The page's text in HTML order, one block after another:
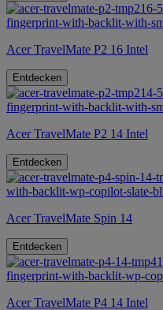
Acer TravelMate P2 16 Intel
Entdecken
Acer TravelMate P2 14 Intel
Entdecken
Acer TravelMate Spin 14
Entdecken
Acer TravelMate P4 14 Intel